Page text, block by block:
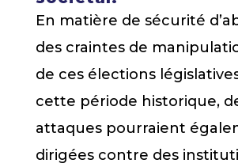
En matière de sécurité
des craintes de
de ces élections
cette période historique,
attaques pourraient
dirigées contre des